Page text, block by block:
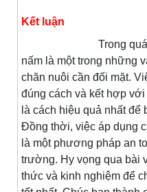
Kết luận
Trong quá trình
nấm là một trong những
chăn nuôi cần đối mặt.
đúng cách và kết hợp
là cách hiệu quả nhất để
Đồng thời, việc áp dụng
là một phương pháp an
trường. Hy vọng qua bài
thức và kinh nghiệm để